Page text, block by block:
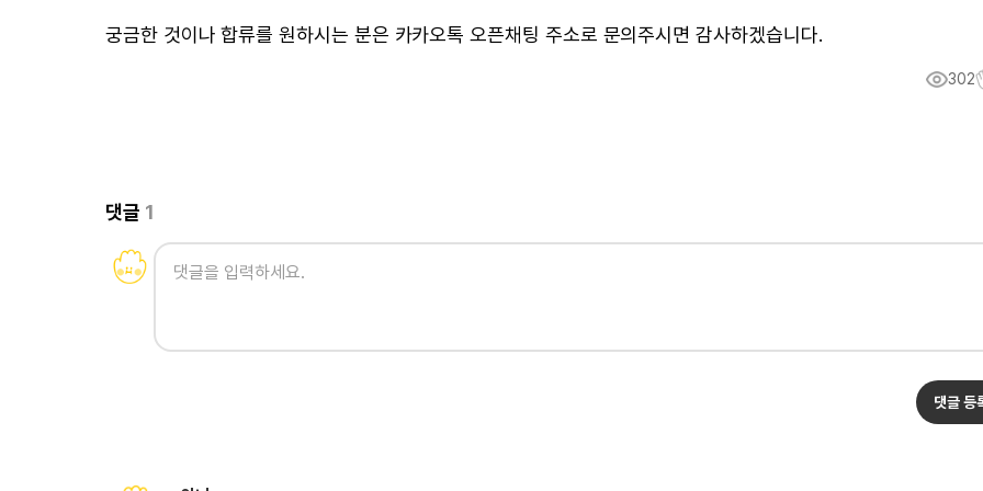
궁금한 것이나 합류를 원하시는 분은 카카오톡 오픈채팅 주소로 문의주시면 감사하겠습니다.
302
댓글 1
댓글 등